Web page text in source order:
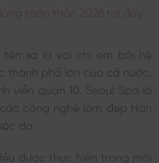
xa lạ với chị em bởi hệ
thành phố lớn của cả nước,
viễn quận 10. Seoul Spa là
công nghệ làm đẹp Hàn
da.
được thực hiện trong môi